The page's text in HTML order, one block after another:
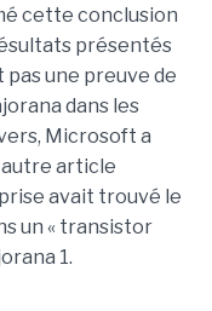
cette conclusion
présentés
une preuve de
dans les
Microsoft a
autre article
avait trouvé le
un « transistor
1.